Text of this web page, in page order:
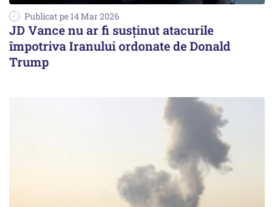
Publicat pe 14 Mar 2026
JD Vance nu ar fi susținut atacurile
împotriva Iranului ordonate de Donald
Trump